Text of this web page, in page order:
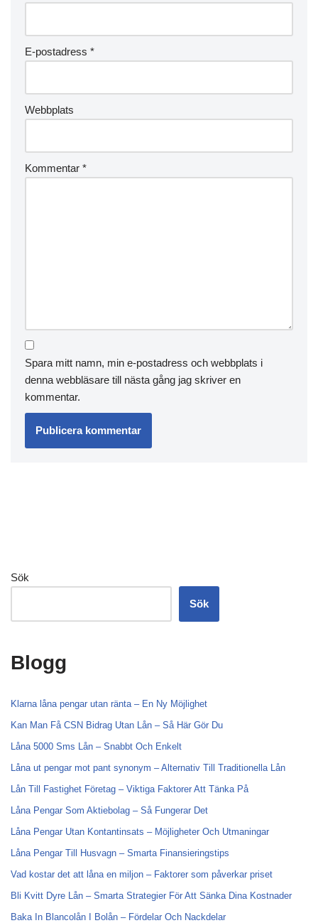
E-postadress *
Webbplats
Kommentar *
Spara mitt namn, min e-postadress och webbplats i
denna webbläsare till nästa gång jag skriver en
kommentar.
Sök
Sök
Blogg
Klarna låna pengar utan ränta – En Ny Möjlighet
Kan Man Få CSN Bidrag Utan Lån – Så Här Gör Du
Låna 5000 Sms Lån – Snabbt Och Enkelt
Låna ut pengar mot pant synonym – Alternativ Till Traditionella Lån
Lån Till Fastighet Företag – Viktiga Faktorer Att Tänka På
Låna Pengar Som Aktiebolag – Så Fungerar Det
Låna Pengar Utan Kontantinsats – Möjligheter Och Utmaningar
Låna Pengar Till Husvagn – Smarta Finansieringstips
Vad kostar det att låna en miljon – Faktorer som påverkar priset
Bli Kvitt Dyre Lån – Smarta Strategier För Att Sänka Dina Kostnader
Baka In Blancolån I Bolån – Fördelar Och Nackdelar